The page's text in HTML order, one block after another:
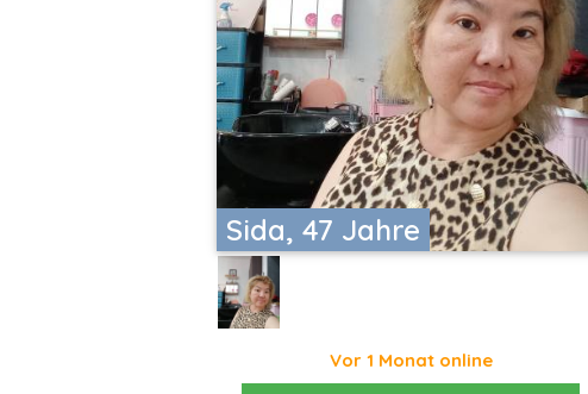
Sida, 47 Jahre
Vor 1 Monat online